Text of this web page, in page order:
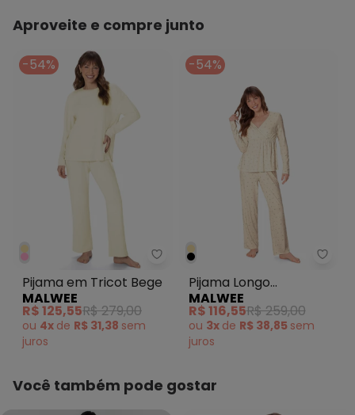
Aproveite e compre junto
-54%
Malwee - Pijama em Tricot
Pijama em Tricot Bege
MALWEE
R$ 125,55R$ 279,00
ou 4x de R$ 31,38 sem
juros
-54%
Pijama Longo
Maternidade Off White
MALWEE
R$ 116,55R$ 259,00
ou 3x de R$ 38,85 sem
juros
Você também pode gostar